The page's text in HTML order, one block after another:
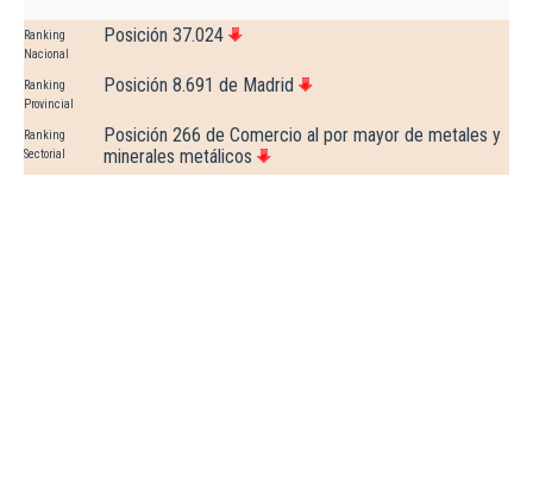
Ranking
Nacional
Posición 37.024
Ranking
Provincial
Posición 8.691 de Madrid
Ranking
Sectorial
Posición 266 de Comercio al por mayor de metales y
minerales metálicos